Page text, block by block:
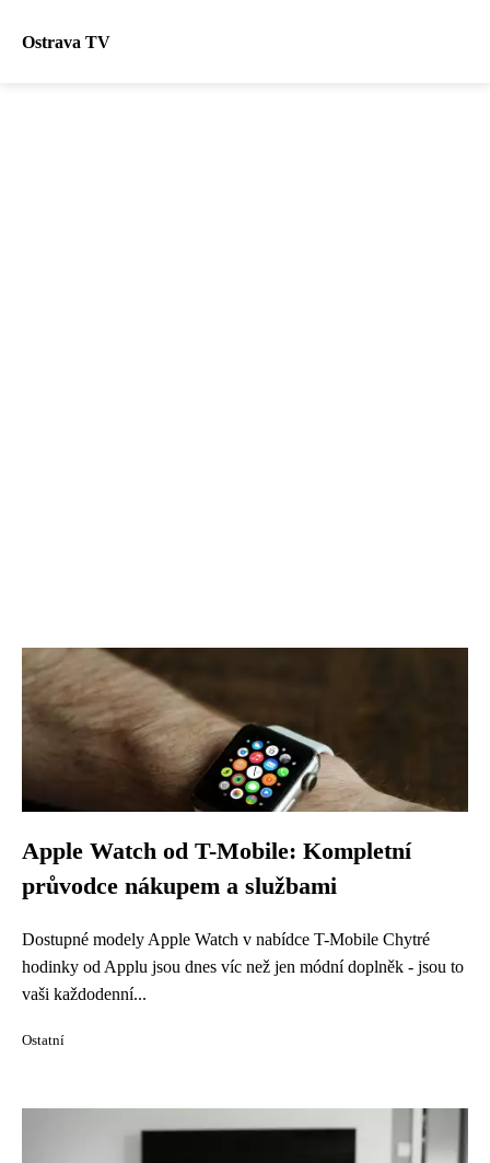
Ostrava TV
Apple Watch od T-Mobile: Kompletní
průvodce nákupem a službami
Dostupné modely Apple Watch v nabídce T-Mobile Chytré
hodinky od Applu jsou dnes víc než jen módní doplněk - jsou to
vaši každodenní...
Ostatní